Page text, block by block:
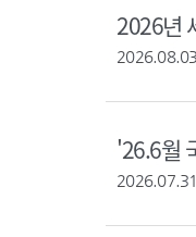
2026년
2026.08.03.
'26.6월
2026.07.31.